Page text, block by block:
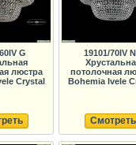
G
люстра
Crystal
19101/70IV
потолочная
Bohemia Ivele
Смотреть